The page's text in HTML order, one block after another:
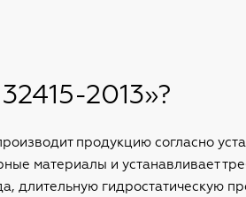
2013»?
продукцию согласно
материалы и устанавливает
гидростатическую